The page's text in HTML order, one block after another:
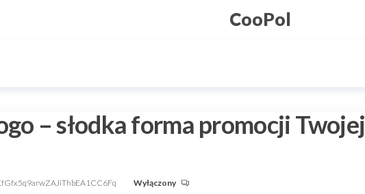
CooPol
– słodka forma promocji Twojej
Wyłączony